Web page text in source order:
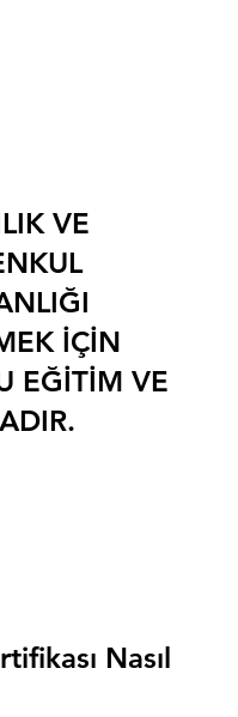
VE
İÇİN
EĞİTİM VE
Nasıl